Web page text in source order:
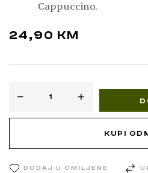
Cappuccino.
24,90 KM
KUPI
DODAJ U OMILJENE